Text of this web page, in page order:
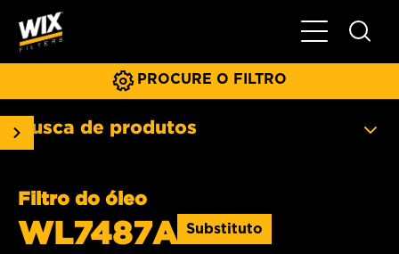
Menu
PROCURE O FILTRO
Busca de produtos
Filtro do óleo
WL7487A Substituto